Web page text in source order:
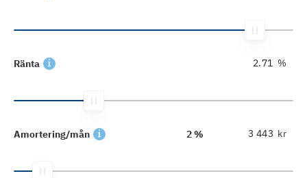
Ränta %
Amortering/mån 2 % kr